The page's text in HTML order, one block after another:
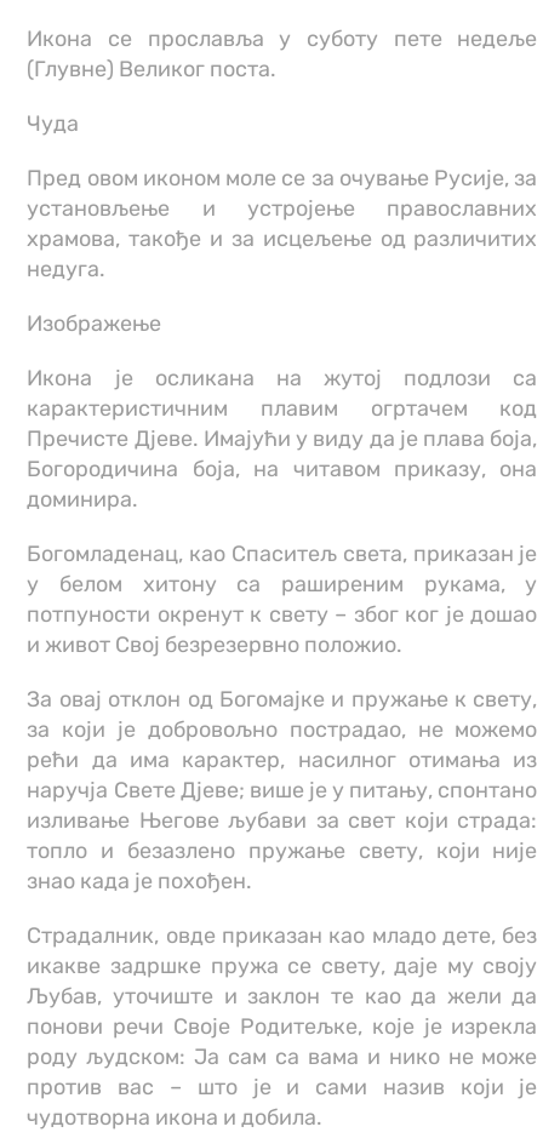
Икона се прославља у суботу пете недеље
(Глувне) Великог поста.
Чуда
Пред овом иконом моле се за очување Русије, за
установљење и устројење православних
храмова, такође и за исцељење од различитих
недуга.
Изображење
Икона је осликана на жутој подлози са
карактеристичним плавим огртачем код
Пречисте Дјеве. Имајући у виду да је плава боја,
Богородичина боја, на читавом приказу, она
доминира.
Богомладенац, као Спаситељ света, приказан је
у белом хитону са раширеним рукама, у
потпуности окренут к свету – због ког је дошао
и живот Свој безрезервно положио.
За овај отклон од Богомајке и пружање к свету,
за који је добровољно пострадао, не можемо
рећи да има карактер, насилног отимања из
наручја Свете Дјеве; више је у питању, спонтано
изливање Његове љубави за свет који страда:
топло и безазлено пружање свету, који није
знао када је похођен.
Страдалник, овде приказан као младо дете, без
икакве задршке пружа се свету, даје му своју
Љубав, уточиште и заклон те као да жели да
понови речи Своје Родитељке, које је изрекла
роду људском: Ја сам са вама и нико не може
против вас – што је и сами назив који је
чудотворна икона и добила.